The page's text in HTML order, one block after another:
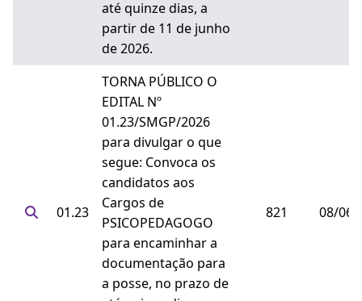
até quinze dias, a
partir de 11 de junho
de 2026.
01.23
TORNA PÚBLICO O
EDITAL Nº
01.23/SMGP/2026
para divulgar o que
segue: Convoca os
candidatos aos
Cargos de
PSICOPEDAGOGO
para encaminhar a
documentação para
a posse, no prazo de
821 08/06/